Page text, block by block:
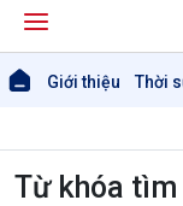
Giới thiệu Thời
Từ khóa